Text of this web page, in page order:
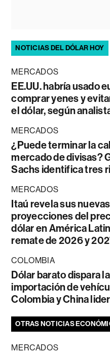
NOTICIAS DEL DÓLAR HOY
MERCADOS
EE.UU. habría usado
comprar yenes y
el dólar, según
MERCADOS
¿Puede terminar la
mercado de divisas?
Sachs identifica tres
MERCADOS
Itaú revela sus nuevas
proyecciones del
dólar en América
remate de 2026 y
COLOMBIA
Dólar barato dispara la
importación de
Colombia y China
OTRAS NOTICIAS
MERCADOS